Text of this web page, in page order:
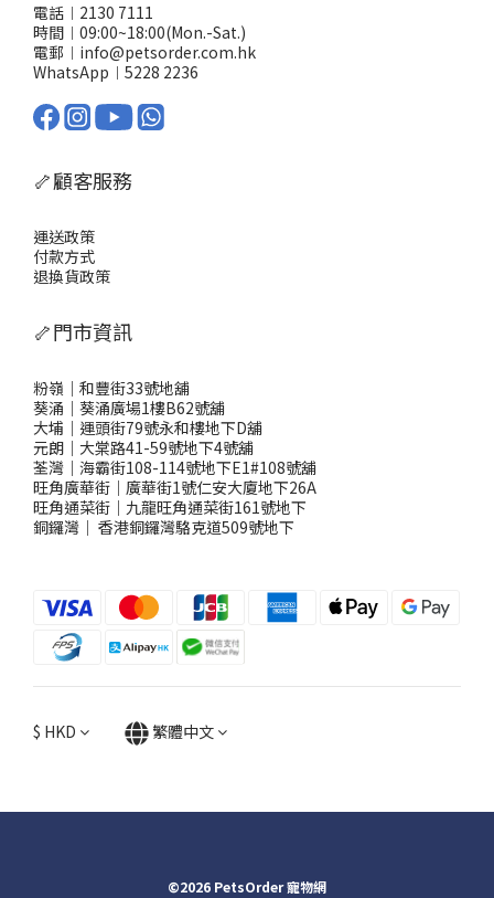
電話︱2130 7111
時間︱09:00~18:00(Mon.-Sat.)
電郵︱info@petsorder.com.hk
WhatsApp︱ 5228 2236
🦴顧客服務
運送政策
付款方式
退換貨政策
🦴門市資訊
粉嶺｜和豐街33號地舖
葵涌｜葵涌廣場1樓B62號舖
大埔｜運頭街79號永和樓地下D舖
元朗｜大棠路41-59號地下4號舖
荃灣｜海霸街108-114號地下E1#108號舖
旺角廣華街｜廣華街1號仁安大廈地下26A
旺角通菜街｜九龍旺角通菜街161號地下
銅鑼灣 ｜ 香港銅鑼灣駱克道509號地下
$ HKD 繁體中文
©2026 PetsOrder 寵物網